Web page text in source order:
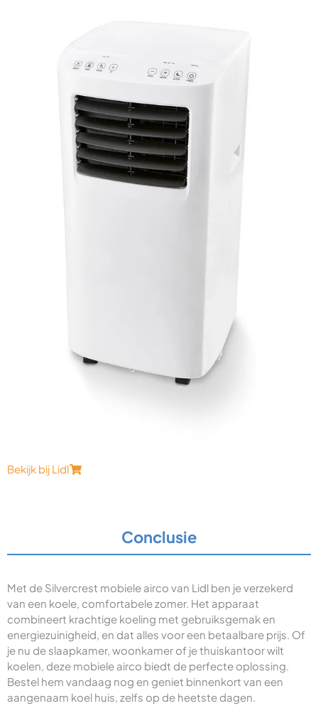
Bekijk bij Lidl
Conclusie
Met de Silvercrest mobiele airco van Lidl ben je verzekerd
van een koele, comfortabele zomer. Het apparaat
combineert krachtige koeling met gebruiksgemak en
energiezuinigheid, en dat alles voor een betaalbare prijs. Of
je nu de slaapkamer, woonkamer of je thuiskantoor wilt
koelen, deze mobiele airco biedt de perfecte oplossing.
Bestel hem vandaag nog en geniet binnenkort van een
aangenaam koel huis, zelfs op de heetste dagen.